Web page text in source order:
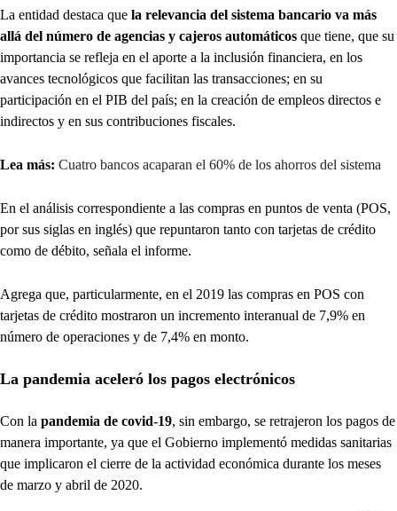
La entidad destaca que la relevancia del sistema bancario va más
allá del número de agencias y cajeros automáticos que tiene, que su
importancia se refleja en el aporte a la inclusión financiera, en los
avances tecnológicos que facilitan las transacciones; en su
participación en el PIB del país; en la creación de empleos directos e
indirectos y en sus contribuciones fiscales.
Lea más: Cuatro bancos acaparan el 60% de los ahorros del sistema
En el análisis correspondiente a las compras en puntos de venta (POS,
por sus siglas en inglés) que repuntaron tanto con tarjetas de crédito
como de débito, señala el informe.
Agrega que, particularmente, en el 2019 las compras en POS con
tarjetas de crédito mostraron un incremento interanual de 7,9% en
número de operaciones y de 7,4% en monto.
La pandemia aceleró los pagos electrónicos
Con la pandemia de covid-19, sin embargo, se retrajeron los pagos de
manera importante, ya que el Gobierno implementó medidas sanitarias
que implicaron el cierre de la actividad económica durante los meses
de marzo y abril de 2020.